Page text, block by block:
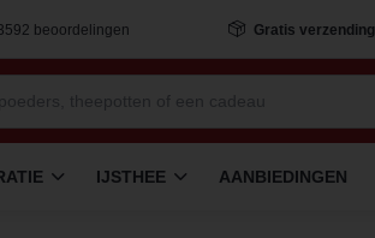
beoordelingen Gratis verzending
IJSTHEE AANBIEDINGEN